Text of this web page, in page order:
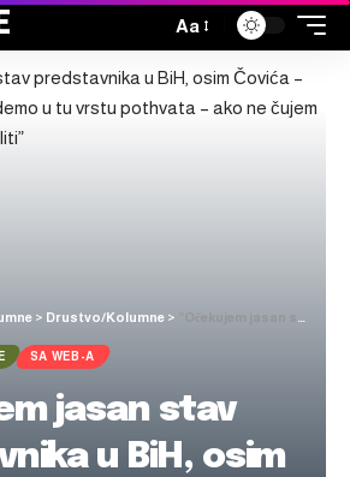
Aa
> Drustvo/Kolumne >
SA WEB-A
jasan stav
u BiH, osim